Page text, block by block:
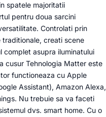
spatele majoritatii
pentru doua sarcini
Controlati prin
creati scene
asupra iluminatului
cusur Tehnologia Matter este
functioneaza cu Apple
Assistant), Amazon Alexa,
Nu trebuie sa va faceti
dvs. smart home. Cu o